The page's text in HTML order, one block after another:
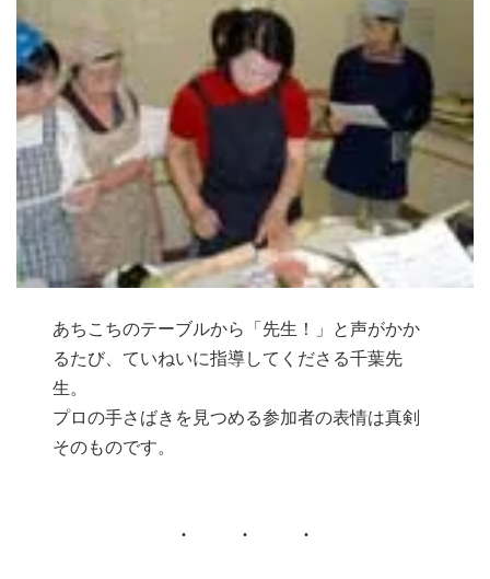
あちこちのテーブルから「先生！」と声がかか
るたび、ていねいに指導してくださる千葉先
生。
プロの手さばきを見つめる参加者の表情は真剣
そのものです。